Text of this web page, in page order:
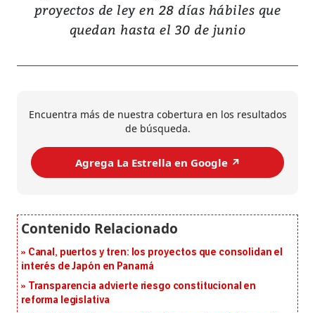
proyectos de ley en 28 días hábiles que
quedan hasta el 30 de junio
Encuentra más de nuestra cobertura en los resultados
de búsqueda.
Agrega La Estrella en Google ↗️
Canal, puertos y tren: los proyectos que consolidan el
interés de Japón en Panamá
Transparencia advierte riesgo constitucional en
reforma legislativa